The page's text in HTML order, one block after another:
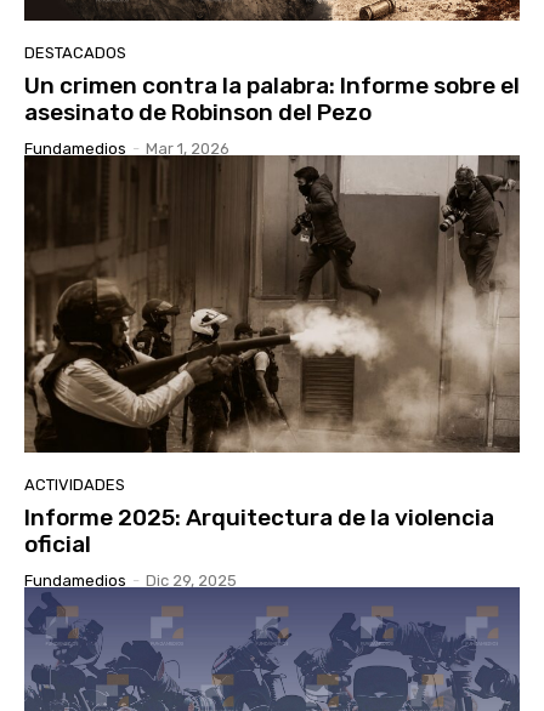
DESTACADOS
Un crimen contra la palabra: Informe sobre el
asesinato de Robinson del Pezo
Fundamedios - Mar 1, 2026
ACTIVIDADES
Informe 2025: Arquitectura de la violencia
oficial
Fundamedios - Dic 29, 2025